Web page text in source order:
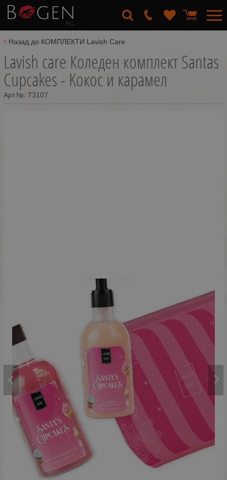
Назад до КОМПЛЕКТИ Lavish Care
Lavish care Коледен комплект Santas
Cupcakes - Kокос и карамел
Арт.№: 73107